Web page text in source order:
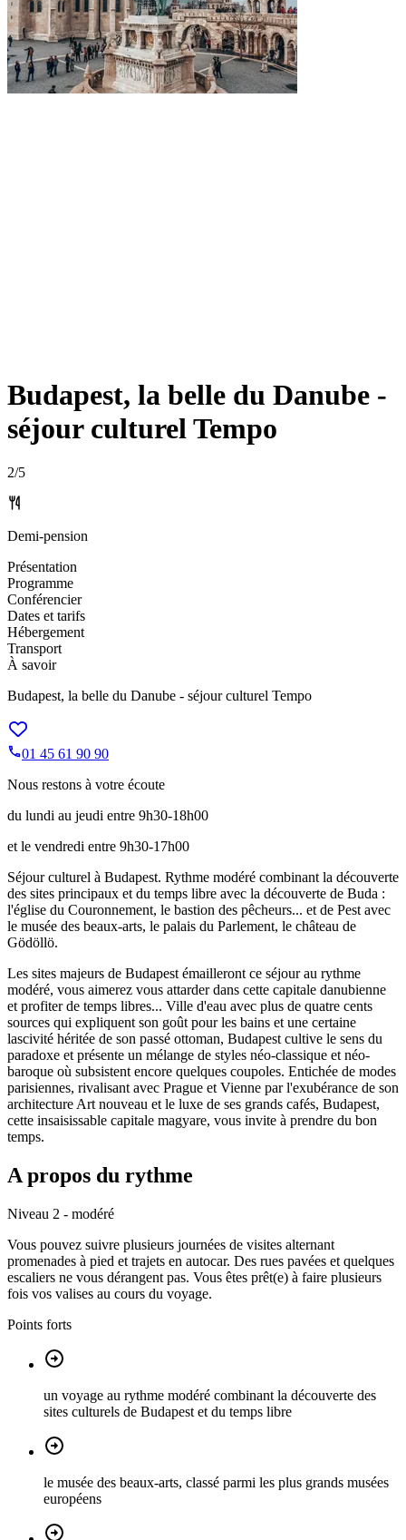
Budapest, la belle du Danube -
séjour culturel Tempo
2/5
Demi-pension
Présentation
Programme
Conférencier
Dates et tarifs
Hébergement
Transport
À savoir
Budapest, la belle du Danube - séjour culturel Tempo
01 45 61 90 90
Nous restons à votre écoute
du lundi au jeudi entre 9h30-18h00
et le vendredi entre 9h30-17h00
Séjour culturel à Budapest. Rythme modéré combinant la découverte
des sites principaux et du temps libre avec la découverte de Buda :
l'église du Couronnement, le bastion des pêcheurs... et de Pest avec
le musée des beaux-arts, le palais du Parlement, le château de
Gödöllö.
Les sites majeurs de Budapest émailleront ce séjour au rythme
modéré, vous aimerez vous attarder dans cette capitale danubienne
et profiter de temps libres... Ville d'eau avec plus de quatre cents
sources qui expliquent son goût pour les bains et une certaine
lascivité héritée de son passé ottoman, Budapest cultive le sens du
paradoxe et présente un mélange de styles néo-classique et néo-
baroque où subsistent encore quelques coupoles. Entichée de modes
parisiennes, rivalisant avec Prague et Vienne par l'exubérance de son
architecture Art nouveau et le luxe de ses grands cafés, Budapest,
cette insaisissable capitale magyare, vous invite à prendre du bon
temps.
A propos du rythme
Niveau 2 - modéré
Vous pouvez suivre plusieurs journées de visites alternant
promenades à pied et trajets en autocar. Des rues pavées et quelques
escaliers ne vous dérangent pas. Vous êtes prêt(e) à faire plusieurs
fois vos valises au cours du voyage.
Points forts
un voyage au rythme modéré combinant la découverte des
sites culturels de Budapest et du temps libre
le musée des beaux-arts, classé parmi les plus grands musées
européens